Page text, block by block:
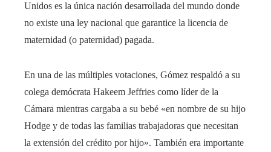
Unidos es la única nación desarrollada del mundo donde
no existe una ley nacional que garantice la licencia de
maternidad (o paternidad) pagada.
En una de las múltiples votaciones, Gómez respaldó a su
colega demócrata Hakeem Jeffries como líder de la
Cámara mientras cargaba a su bebé «en nombre de su hijo
Hodge y de todas las familias trabajadoras que necesitan
la extensión del crédito por hijo». También era importante